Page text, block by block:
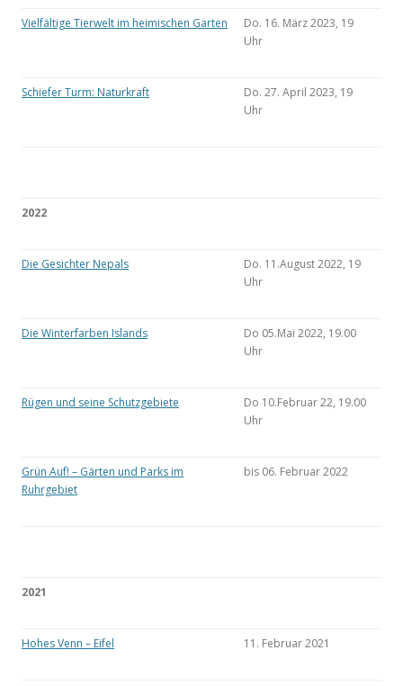
Vielfältige Tierwelt im heimischen Garten
Do. 16. März 2023, 19
Uhr
Schiefer Turm: Naturkraft
Do. 27. April 2023, 19
Uhr
2022
Die Gesichter Nepals
Do. 11.August 2022, 19
Uhr
Die Winterfarben Islands
Do 05.Mai 2022, 19.00
Uhr
Rügen und seine Schutzgebiete
Do 10.Februar 22, 19.00
Uhr
Grün Auf! – Gärten und Parks im
Ruhrgebiet
bis 06. Februar 2022
2021
Hohes Venn – Eifel 11. Februar 2021